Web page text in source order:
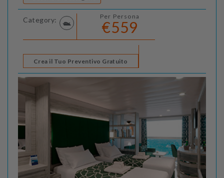
Category: Per Persona
€559
Crea il Tuo Preventivo Gratuito